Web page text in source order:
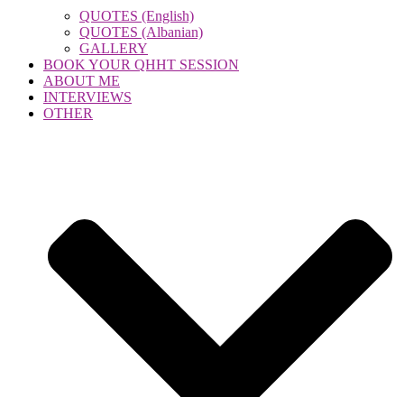
QUOTES (English)
QUOTES (Albanian)
GALLERY
BOOK YOUR QHHT SESSION
ABOUT ME
INTERVIEWS
OTHER